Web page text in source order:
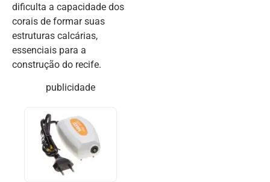
dificulta a capacidade dos
corais de formar suas
estruturas calcárias,
essenciais para a
construção do recife.
publicidade